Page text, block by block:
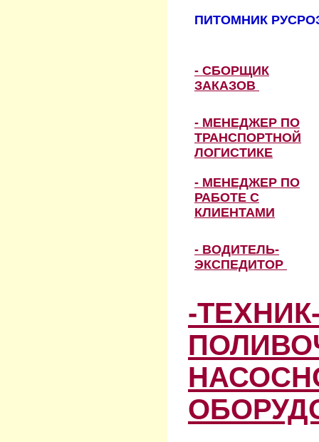
ПИТОМНИК
- СБОРЩИК
ЗАКАЗОВ
- МЕНЕДЖЕР ПО
ТРАНСПОРТНОЙ
ЛОГИСТИКЕ
- МЕНЕДЖЕР ПО
РАБОТЕ С
КЛИЕНТАМИ
- ВОДИТЕЛЬ-
ЭКСПЕДИТОР
-